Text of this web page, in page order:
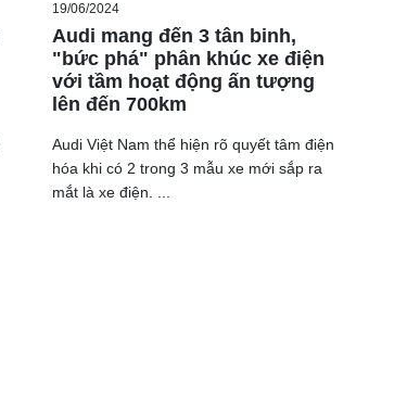
19/06/2024
Audi mang đến 3 tân binh,
"bức phá" phân khúc xe điện
với tầm hoạt động ấn tượng
lên đến 700km
Audi Việt Nam thể hiện rõ quyết tâm điện
hóa khi có 2 trong 3 mẫu xe mới sắp ra
mắt là xe điện. ...